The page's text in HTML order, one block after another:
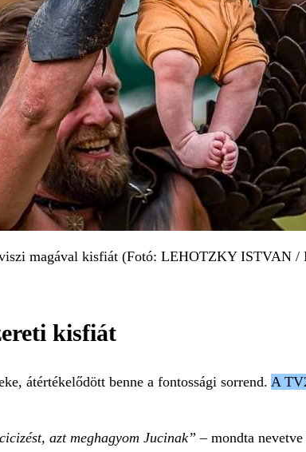
magával kisfiát (Fotó: LEHOTZKY ISTVAN /
kisfiát
átértékelődött benne a fontossági sorrend. A
azt meghagyom Jucinak” – mondta